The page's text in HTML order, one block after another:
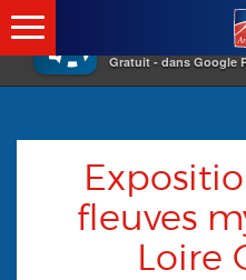
×
Gratuit - dans Google
fleuves
Loire